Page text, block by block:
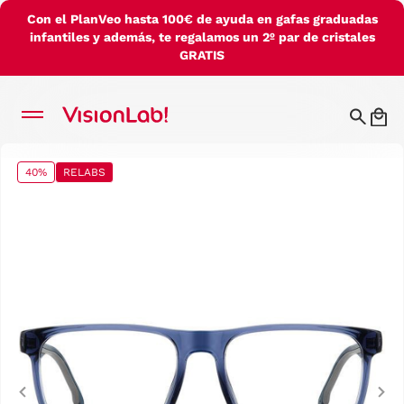
Con el PlanVeo hasta 100€ de ayuda en gafas graduadas
infantiles y además, te regalamos un 2º par de cristales
GRATIS
40% RELABS
Previous